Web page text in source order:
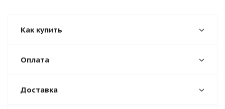
Как купить
Оплата
Доставка